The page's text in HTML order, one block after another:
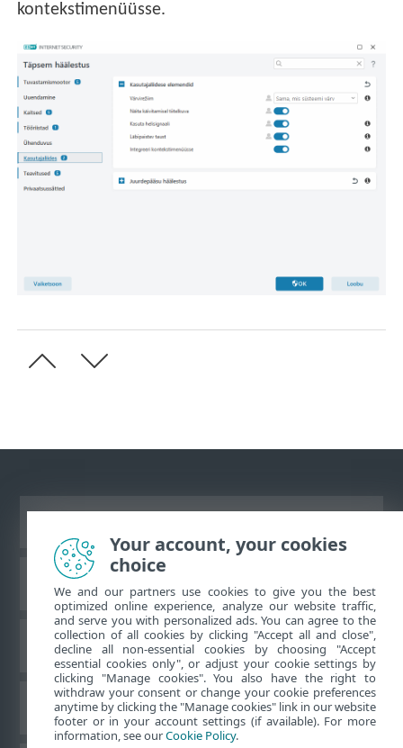
kontekstimenüüsse.
ESET teadmistebaas
ESET-i foorum
Piirkondlik tugi
Your account, your cookies
choice
We and our partners use cookies to give you the best
optimized online experience, analyze our website traffic,
and serve you with personalized ads. You can agree to the
collection of all cookies by clicking "Accept all and close",
decline all non-essential cookies by choosing "Accept
essential cookies only", or adjust your cookie settings by
clicking "Manage cookies". You also have the right to
withdraw your consent or change your cookie preferences
anytime by clicking the "Manage cookies" link in our website
footer or in your account settings (if available). For more
information, see ourCookie Policy.